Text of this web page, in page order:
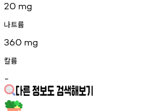
20 mg
나트륨
360 mg
칼륨
-